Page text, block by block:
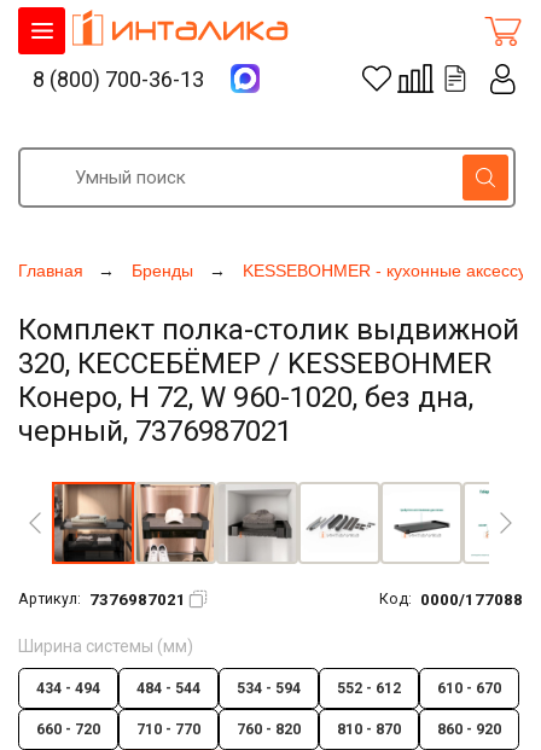
Главная Бренды KESSEBOHMER - кухонные
Комплект полка-столик выдвижной
320, КЕССЕБЁМЕР / KESSEBOHMER
Конеро, H 72, W 960-1020, без дна,
черный, 7376987021
Артикул: 7376987021 Код: 0000/177088
Ширина системы (мм)
434 - 494 484 - 544 534 - 594 552 - 612 610 - 670
660 - 720 710 - 770 760 - 820 810 - 870 860 - 920
8 (800) 700-36-13